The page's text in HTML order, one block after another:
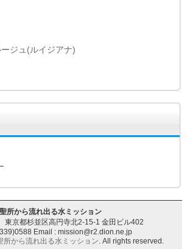
ジュ(ルイジアナ)
聖所から流れ出る水ミッション
京都杉並区高円寺北2-15-1 金田ビル402
Email : mission@r2.dion.ne.jp
所から流れ出る水ミッション. All rights reserved.